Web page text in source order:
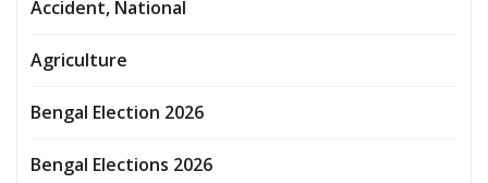
Accident, National
Agriculture
Bengal Election 2026
Bengal Elections 2026